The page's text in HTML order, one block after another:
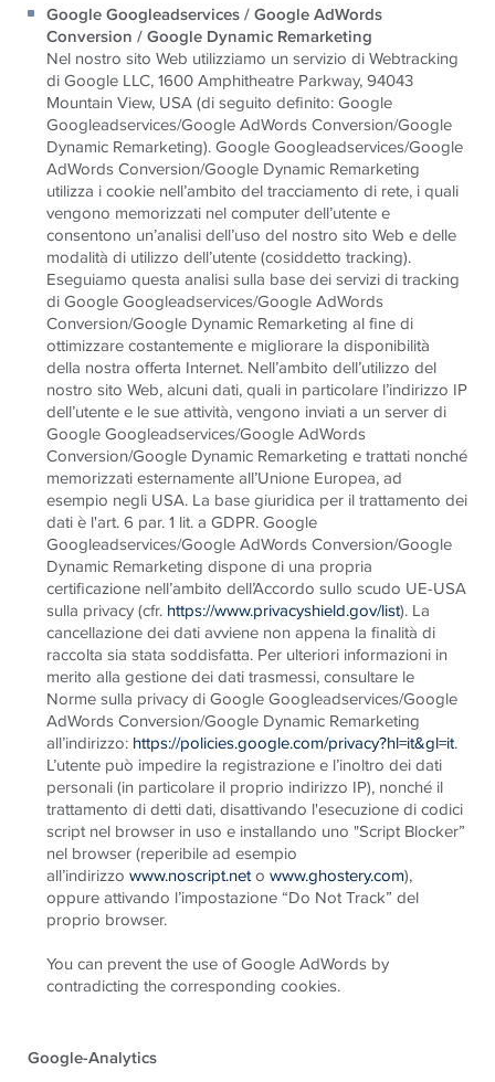
Google Googleadservices / Google AdWords
Conversion / Google Dynamic Remarketing
Nel nostro sito Web utilizziamo un servizio di Webtracking
di Google LLC, 1600 Amphitheatre Parkway, 94043
Mountain View, USA (di seguito definito: Google
Googleadservices/Google AdWords Conversion/Google
Dynamic Remarketing). Google Googleadservices/Google
AdWords Conversion/Google Dynamic Remarketing
utilizza i cookie nell’ambito del tracciamento di rete, i quali
vengono memorizzati nel computer dell’utente e
consentono un’analisi dell’uso del nostro sito Web e delle
modalità di utilizzo dell’utente (cosiddetto tracking).
Eseguiamo questa analisi sulla base dei servizi di tracking
di Google Googleadservices/Google AdWords
Conversion/Google Dynamic Remarketing al fine di
ottimizzare costantemente e migliorare la disponibilità
della nostra offerta Internet. Nell’ambito dell’utilizzo del
nostro sito Web, alcuni dati, quali in particolare l’indirizzo IP
dell’utente e le sue attività, vengono inviati a un server di
Google Googleadservices/Google AdWords
Conversion/Google Dynamic Remarketing e trattati nonché
memorizzati esternamente all’Unione Europea, ad
esempio negli USA. La base giuridica per il trattamento dei
dati è l'art. 6 par. 1 lit. a GDPR. Google
Googleadservices/Google AdWords Conversion/Google
Dynamic Remarketing dispone di una propria
certificazione nell’ambito dell’Accordo sullo scudo UE-USA
sulla privacy (cfr. https://www.privacyshield.gov/list). La
cancellazione dei dati avviene non appena la finalità di
raccolta sia stata soddisfatta. Per ulteriori informazioni in
merito alla gestione dei dati trasmessi, consultare le
Norme sulla privacy di Google Googleadservices/Google
AdWords Conversion/Google Dynamic Remarketing
all’indirizzo: https://policies.google.com/privacy?hl=it&gl=it.
L’utente può impedire la registrazione e l’inoltro dei dati
personali (in particolare il proprio indirizzo IP), nonché il
trattamento di detti dati, disattivando l'esecuzione di codici
script nel browser in uso e installando uno "Script Blocker”
nel browser (reperibile ad esempio
all’indirizzo www.noscript.neto www.ghostery.com),
oppure attivando l’impostazione “Do Not Track” del
proprio browser.
You can prevent the use of Google AdWords by
contradicting the corresponding cookies.
Google-Analytics